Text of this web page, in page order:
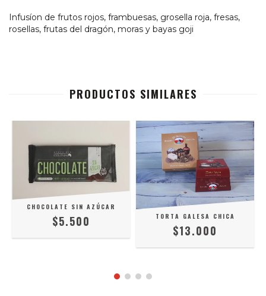
Infusíon de frutos rojos, frambuesas, grosella roja, fresas,
rosellas, frutas del dragón, moras y bayas goji
PRODUCTOS SIMILARES
CHOCOLATE SIN AZÚCAR
$5.500 TORTA GALESA CHICA
$13.000